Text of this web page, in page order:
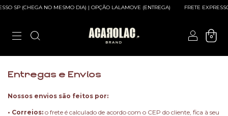
SP (CHEGA NO MESMO DIA) | OPÇÃO LALAMOVE (ENTREGA) FRETE
0
Entregas e Envios
Nossos envios são feitos por:
• Correios: o frete é calculado de acordo com o CEP do cliente, fica à seu